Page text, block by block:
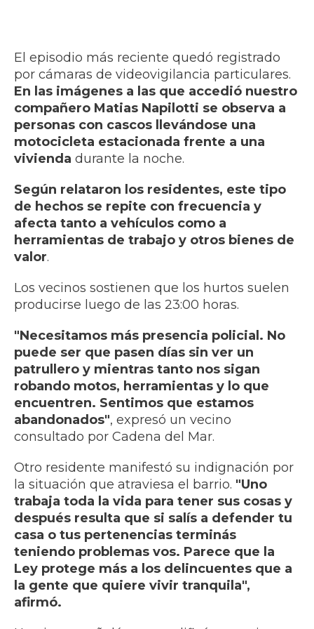
El episodio más reciente quedó registrado
por cámaras de videovigilancia particulares.
En las imágenes a las que accedió nuestro
compañero Matias Napilotti se observa a
personas con cascos llevándose una
motocicleta estacionada frente a una
vivienda durante la noche.
Según relataron los residentes, este tipo
de hechos se repite con frecuencia y
afecta tanto a vehículos como a
herramientas de trabajo y otros bienes de
valor.
Los vecinos sostienen que los hurtos suelen
producirse luego de las 23:00 horas.
"Necesitamos más presencia policial. No
puede ser que pasen días sin ver un
patrullero y mientras tanto nos sigan
robando motos, herramientas y lo que
encuentren. Sentimos que estamos
abandonados", expresó un vecino
consultado por Cadena del Mar.
Otro residente manifestó su indignación por
la situación que atraviesa el barrio. "Uno
trabaja toda la vida para tener sus cosas y
después resulta que si salís a defender tu
casa o tus pertenencias terminás
teniendo problemas vos. Parece que la
Ley protege más a los delincuentes que a
la gente que quiere vivir tranquila",
afirmó.